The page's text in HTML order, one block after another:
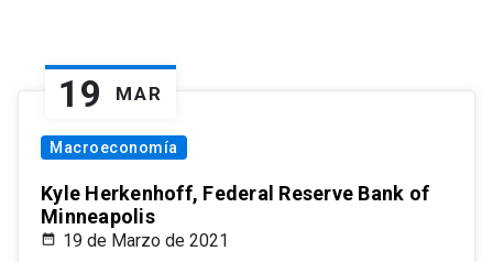
19 MAR
Macroeconomía
Kyle Herkenhoff, Federal Reserve Bank of
Minneapolis
19 de Marzo de 2021